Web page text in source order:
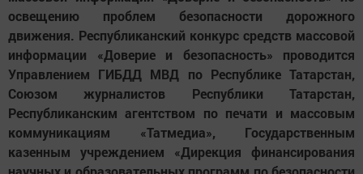
освещению проблем безопасности дорожного
движения. Республиканский конкурс средств массовой
информации «Доверие и безопасность» проводится
Управлением ГИБДД МВД по Республике Татарстан,
Союзом журналистов Республики Татарстан,
Республиканским агентством по печати и массовым
коммуникациям «Татмедиа», Государственным
казенным учреждением «Дирекция финансирования